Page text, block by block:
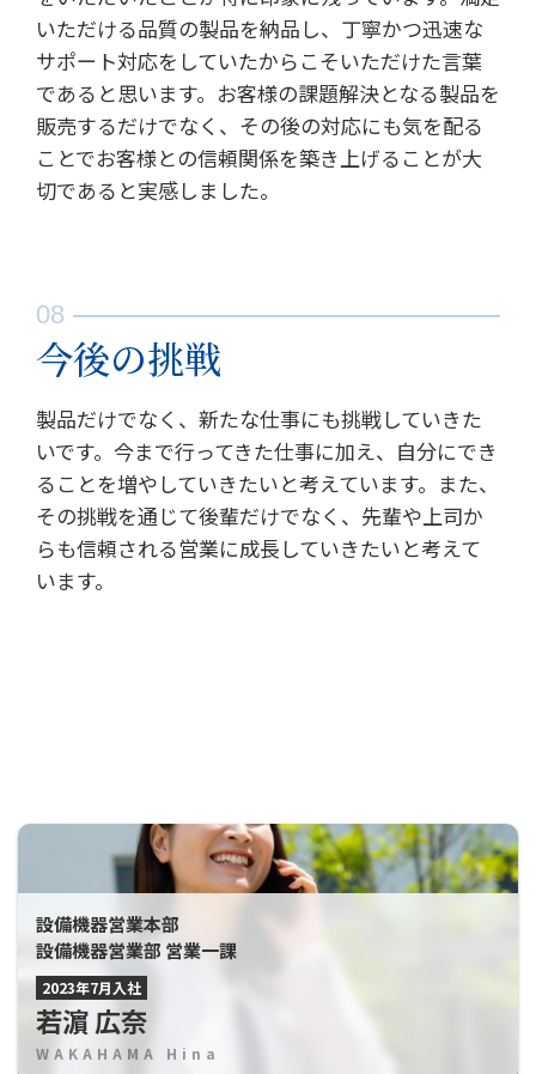
いただける品質の製品を納品し、丁寧かつ迅速な
サポート対応をしていたからこそいただけた言葉
であると思います。お客様の課題解決となる製品を
販売するだけでなく、その後の対応にも気を配る
ことでお客様との信頼関係を築き上げることが大
切であると実感しました。
今後の挑戦
製品だけでなく、新たな仕事にも挑戦していきた
いです。今まで行ってきた仕事に加え、自分にでき
ることを増やしていきたいと考えています。また、
その挑戦を通じて後輩だけでなく、先輩や上司か
らも信頼される営業に成長していきたいと考えて
います。
設備機器営業本部
設備機器営業部 営業一課
2023年7月入社
若濵 広奈
WAKAHAMA Hina